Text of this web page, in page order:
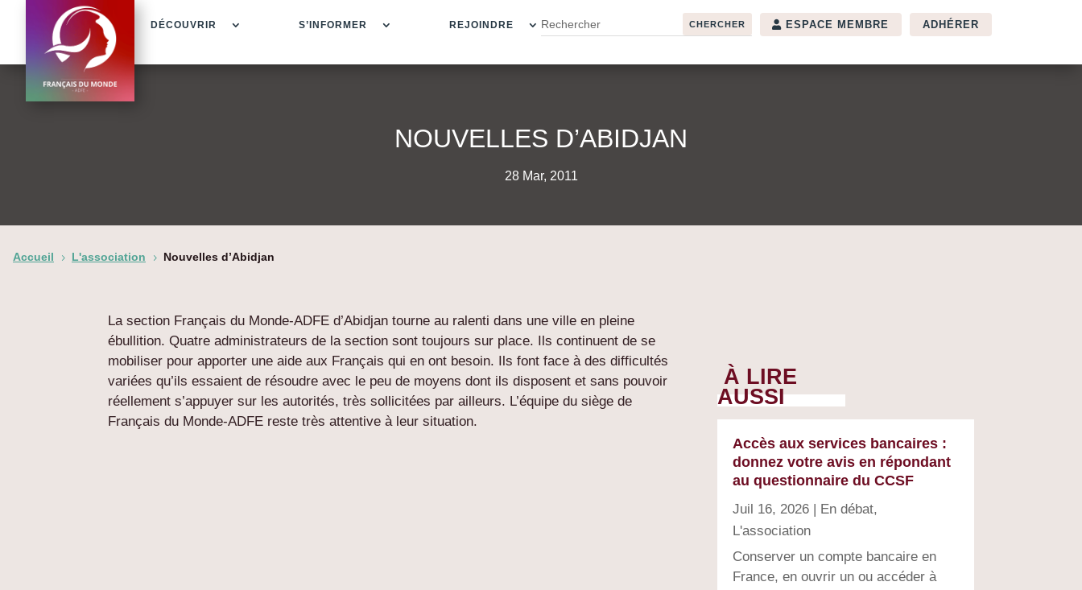
DÉCOUVRIR S’INFORMER REJOINDRE ESPACE MEMBRE ADHÉRER
NOUVELLES D’ABIDJAN
28 Mar, 2011
Accueil 5 L'association 5 Nouvelles d’Abidjan
La section Français du Monde-ADFE d’Abidjan tourne au ralenti dans une ville en pleine
ébullition. Quatre administrateurs de la section sont toujours sur place. Ils continuent de se
mobiliser pour apporter une aide aux Français qui en ont besoin. Ils font face à des difficultés
variées qu’ils essaient de résoudre avec le peu de moyens dont ils disposent et sans pouvoir
réellement s’appuyer sur les autorités, très sollicitées par ailleurs. L’équipe du siège de
Français du Monde-ADFE reste très attentive à leur situation.
À LIRE
AUSSI
Accès aux services bancaires :
donnez votre avis en répondant
au questionnaire du CCSF
Juil 16, 2026| En débat,
L'association
Conserver un compte bancaire en
France, en ouvrir un ou accéder à